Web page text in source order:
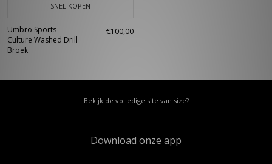
SNEL KOPEN
Umbro Sports
Culture Washed Drill
Broek
€100,00
Bekijk de volledige site van size?
Download onze app